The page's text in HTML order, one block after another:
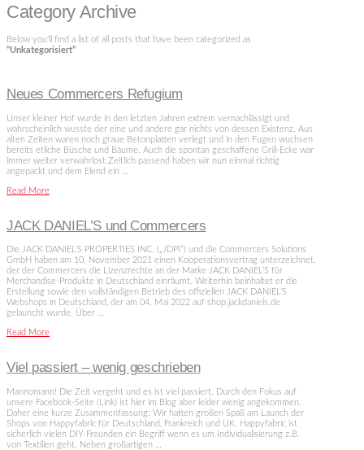
Category Archive
Below you'll find a list of all posts that have been categorized as
“Unkategorisiert”
Neues Commercers Refugium
Unser kleiner Hof wurde in den letzten Jahren extrem vernachlässigt und
wahrscheinlich wusste der eine und andere gar nichts von dessen Existenz. Aus
alten Zeiten waren noch graue Betonplatten verlegt und in den Fugen wuchsen
bereits etliche Büsche und Bäume. Auch die spontan geschaffene Grill-Ecke war
immer weiter verwahrlost.Zeitlich passend haben wir nun einmal richtig
angepackt und dem Elend ein …
Read More
JACK DANIEL’S und Commercers
Die JACK DANIEL’S PROPERTIES INC. („JDPI“) und die Commercers Solutions
GmbH haben am 10. November 2021 einen Kooperationsvertrag unterzeichnet,
der der Commercers die Lizenzrechte an der Marke JACK DANIEL’S für
Merchandise-Produkte in Deutschland einräumt. Weiterhin beinhaltet er die
Erstellung sowie den vollständigen Betrieb des offiziellen JACK DANIEL’S
Webshops in Deutschland, der am 04. Mai 2022 auf shop.jackdaniels.de
gelauncht wurde. Über …
Read More
Viel passiert – wenig geschrieben
Mannomann! Die Zeit vergeht und es ist viel passiert. Durch den Fokus auf
unsere Facebook-Seite (Link) ist hier im Blog aber leider wenig angekommen.
Daher eine kurze Zusammenfassung: Wir hatten großen Spaß am Launch der
Shops von Happyfabric für Deutschland, Frankreich und UK. Happyfabric ist
sicherlich vielen DIY-Freunden ein Begriff wenn es um Individualisierung z.B.
von Textilien geht. Neben großartigen …